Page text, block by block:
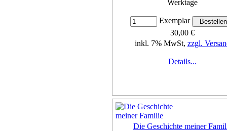
Werktage
Exemplar
30,00 €
inkl. 7% MwSt, zzgl.
Details...
Die Geschichte meiner